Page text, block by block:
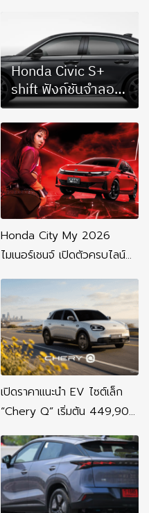
Honda Civic S+
shift ฟังก์ชันจำลอง
เกียร์ เพิ่ม 2 หมื่น
บาท
Honda City My 2026
ไมเนอร์เชนจ์ เปิดตัวครบไลน์
อัพ ลดราคา 3 หมื่นบาท ชิง
ลูกค้ากลับ
เปิดราคาแนะนำ EV ไซต์เล็ก
“Chery Q” เริ่มต้น 449,900
บาท